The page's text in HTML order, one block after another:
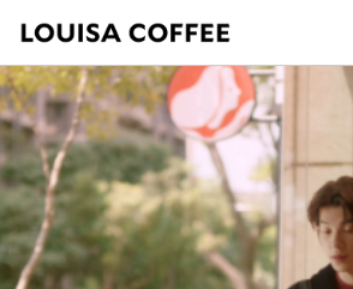
首頁
門市查詢
最新消息
投資人專區
商品介紹